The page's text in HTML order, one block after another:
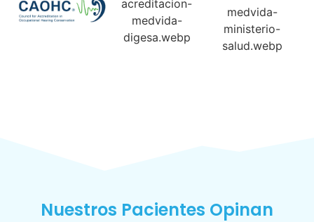
Nuestros Pacientes Opinan